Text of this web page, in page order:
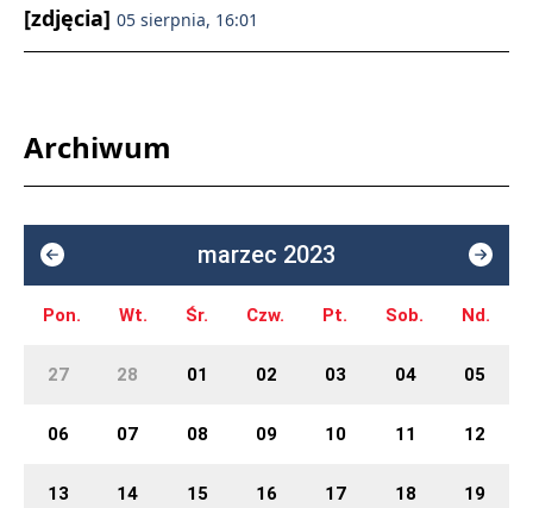
[zdjęcia] 05 sierpnia, 16:01
Archiwum
marzec 2023
Pon. Wt. Śr. Czw. Pt. Sob. Nd.
27 28 01 02 03 04 05
06 07 08 09 10 11 12
13 14 15 16 17 18 19